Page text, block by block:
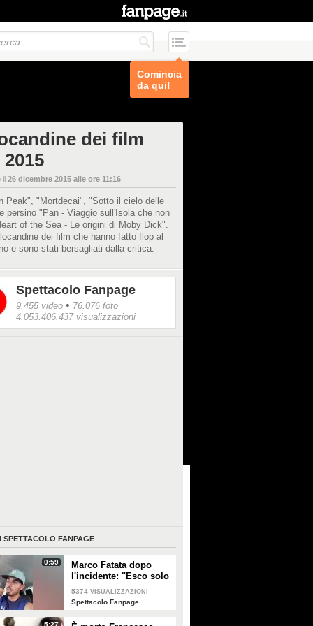
Comincia
da qui!
dei film
il 26 dicembre 2015 alle ore 11:16
Peak", "Mortdecai", "Sotto il cielo delle
persino "Pan - Viaggio sull'Isola che non
of the Sea - Le origini di Moby Dick".
dei film che hanno fatto flop al
e sono stati bersagliati dalla critica.
Spettacolo Fanpage
9.455 video • 76.076 foto
4.053.406.437 visualizzazioni
SPETTACOLO FANPAGE
0:59
Marco Fatata dopo
l'incidente: "Esco solo
di sera, i primi tempi
non riuscivo a
5374 VISUALIZZAZIONI
Spettacolo Fanpage
5:27